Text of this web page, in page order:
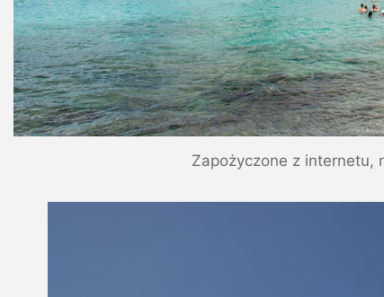
Zapożyczone z internetu,